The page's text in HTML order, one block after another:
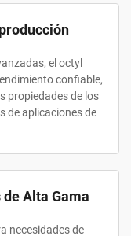
el octyl
confiable,
propiedades de los
de aplicaciones de
Alta Gama
necesidades de